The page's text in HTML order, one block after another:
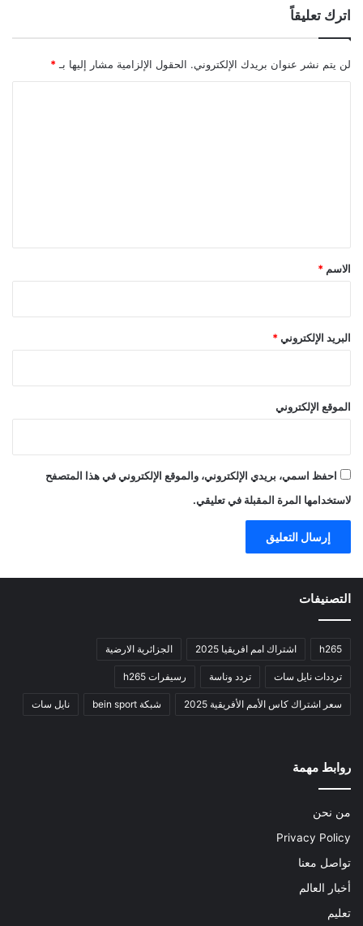
اترك تعليقاً
لن يتم نشر عنوان بريدك الإلكتروني. الحقول الإلزامية مشار إليها بـ *
*
الاسم *
البريد الإلكتروني *
الموقع الإلكتروني
احفظ اسمي، بريدي الإلكتروني، والموقع الإلكتروني في هذا المتصفح
لاستخدامها المرة المقبلة في تعليقي.
التصنيفات
h265 اشتراك امم افريقيا 2025 الجزائرية الارضية
ترددات نايل سات تردد وناسة رسيفرات h265
سعر اشتراك كاس الأمم الأفريقية 2025 شبكة bein sport نايل سات
روابط مهمة
من نحن
Privacy Policy
تواصل معنا
أخبار العالم
تعليم